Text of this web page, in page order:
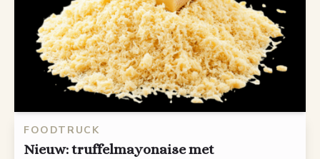
FOODTRUCK
Nieuw: truffelmayonaise met